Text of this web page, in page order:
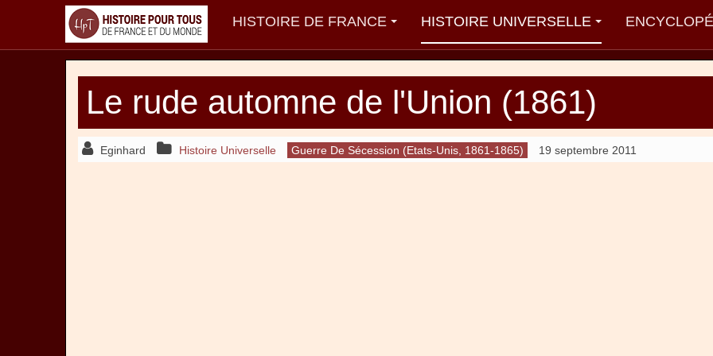
HISTOIRE DE FRANCE HISTOIRE UNIVERSELLE
Le rude automne de l'Union (1861)
Eginhard Histoire Universelle Guerre De Sécession (Etats-Unis, 1861-1865) 19 septembre 2011